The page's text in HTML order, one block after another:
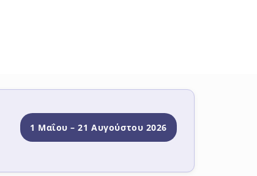
1 Μαΐου – 21 Αυγούστου 2026